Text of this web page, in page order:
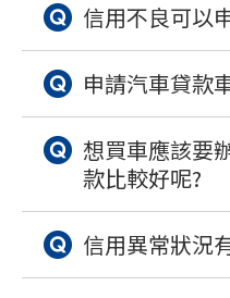
信用不良可以
申請汽車貸款
想買車應該要
款比較好呢?
信用異常狀況